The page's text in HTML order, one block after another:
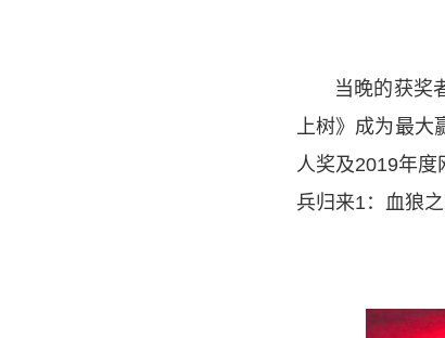
当晚的获奖
上树》成为最大
人奖及2019年度
兵归来1：血狼